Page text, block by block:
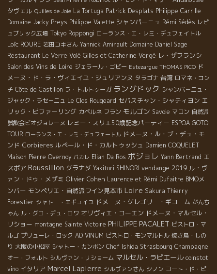
タヴェル Quilles de Joie La Tortuga Patrick Desplats Philippe Carrille
Domaine Jacky Preys Philippe Valette シャンパーニュ Rémi Sédès レピ
ュブリック広場 Tokyo Roppongi ローランス・エ・レミ・デュフェイトル
Loïc ROURE 岩田コキさん Yannick Amirault Domaine Daniel Sage
Restaurant Le Verre Volé Gilles et Catherine Vergé レ・ザフランシ
Salon des Vins de Loire ジェラール・ゴビー Estezargue THOMAS PICO ド
メーヌ・ド・ラ・ヴィエイユ・ジュリアンヌ タラゴナ 台湾 ロマネ・コン
チ Côte de Castillon ラ・トルトゥーガ ラングドック シャンパ－ニュ・
ジャック・ラセ－ニュ Le Clos Rougeard セバスチャン・シャティヨン エ
リック・ピファーリング カベルネ フラン モルゴン Savoie マコン 自然派
試飲会ビオジョレーヌ レミー・スリエ50歳記念パーティー ESPOA GOTO
TOUR ローランス・エ・レミ・デュフェートル ドメーヌ・ル・ブ・デュ・モ
ンド Corbieres ルペール・ド・カルトゥッシュ Damien COQUELET
Maison Pierre Overnoy パカレ Elian Da Ros ボジョレ Yann Bertrand エ
スポア Roussillon グラナダ Yakitori SHINORI vendange 2019 ル・ヴ
ァン・ドゥ・メザミ Olivier Cohen Laurence et Rémi Dufaitre BMOメ
ンバー モンペリエ・自然派ワイン見本市 Loire Sakura Thierry
Forestier シャトー・エギュイユ ドメーヌ・グレゴリー・ギヨーム がんち
ゃん ル・グロ・デュ・ロワ オリヴィエ・コーエン ドメーヌ・マルセル・
リショー montagne Sainte Victoire PHILIPPE PACALET ビストロ・マ
ルゴ プリューレ・ロック AD VINUM ビストロ・モンマルトル 焼き鳥・しの
り 大阪の小松屋 シャトー・カンボン Chef Ishida Strasbourg Champagne
オー・フォルト シルヴァン・リショーム マルセル・ラピエール coinstot
vino イタリア Marcel Lapierre シルヴァンさん シノン コート・ド・ピ